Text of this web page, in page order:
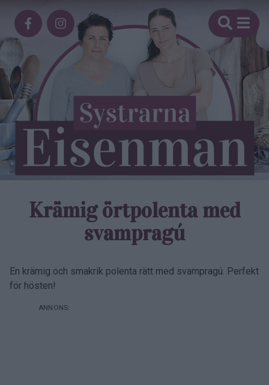
Krämig örtpolenta med
svampragú
En krämig och smakrik polenta rätt med svampragú. Perfekt
för hösten!